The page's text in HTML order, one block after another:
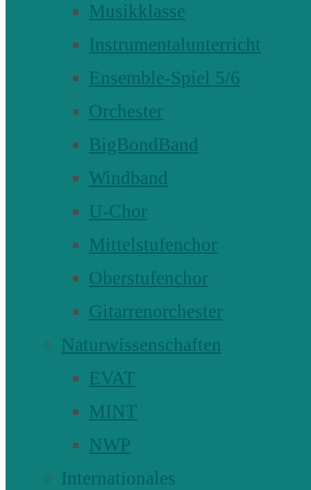
Musikklasse
Instrumentalunterricht
Ensemble-Spiel 5/6
Orchester
BigBondBand
Windband
U-Chor
Mittelstufenchor
Oberstufenchor
Gitarrenorchester
Naturwissenschaften
EVAT
MINT
NWP
Internationales